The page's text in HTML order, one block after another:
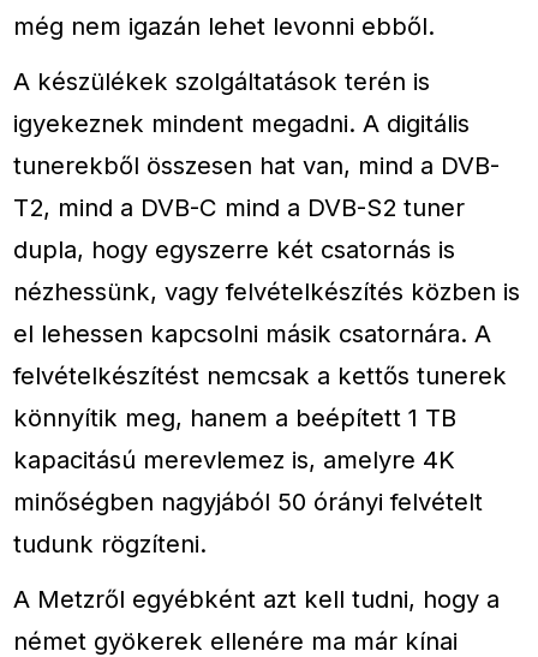
még nem igazán lehet levonni ebből.
A készülékek szolgáltatások terén is
igyekeznek mindent megadni. A digitális
tunerekből összesen hat van, mind a DVB-
T2, mind a DVB-C mind a DVB-S2 tuner
dupla, hogy egyszerre két csatornás is
nézhessünk, vagy felvételkészítés közben is
el lehessen kapcsolni másik csatornára. A
felvételkészítést nemcsak a kettős tunerek
könnyítik meg, hanem a beépített 1 TB
kapacitású merevlemez is, amelyre 4K
minőségben nagyjából 50 órányi felvételt
tudunk rögzíteni.
A Metzről egyébként azt kell tudni, hogy a
német gyökerek ellenére ma már kínai